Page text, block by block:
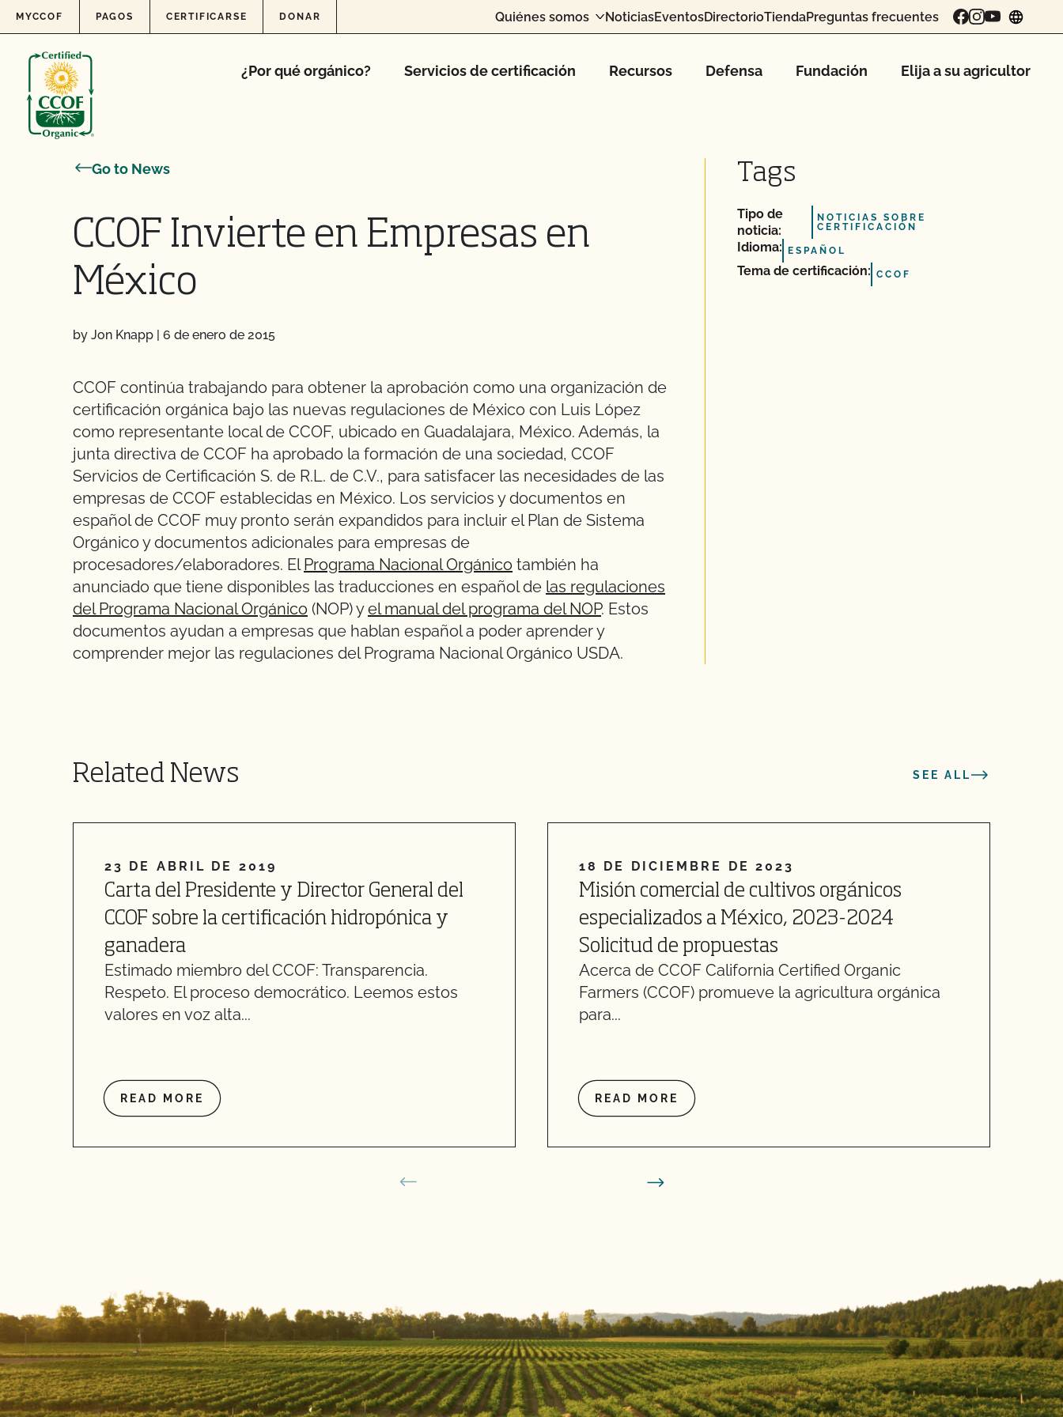
Skip to content
MYCCOF PAGOS CERTIFICARSE DONAR Quiénes somos NoticiasEventosDirectorioTiendaPreguntas frecuentes
¿Por qué orgánico? Servicios de certificación Recursos Defensa Fundación Elija a su agricultor
Go to News
CCOF Invierte en Empresas en
México
by Jon Knapp | 6 de enero de 2015
CCOF continúa trabajando para obtener la aprobación como una organización de
certificación orgánica bajo las nuevas regulaciones de México con Luis López
como representante local de CCOF, ubicado en Guadalajara, México. Además, la
junta directiva de CCOF ha aprobado la formación de una sociedad, CCOF
Servicios de Certificación S. de R.L. de C.V., para satisfacer las necesidades de las
empresas de CCOF establecidas en México. Los servicios y documentos en
español de CCOF muy pronto serán expandidos para incluir el Plan de Sistema
Orgánico y documentos adicionales para empresas de
procesadores/elaboradores. ElPrograma Nacional Orgánico también ha
anunciado que tiene disponibles las traducciones en español de las regulaciones
del Programa Nacional Orgánico (NOP) yel manual del programa del NOP. Estos
documentos ayudan a empresas que hablan español a poder aprender y
comprender mejor las regulaciones del Programa Nacional Orgánico USDA.
Tags
Tipo de
noticia:
NOTICIAS SOBRE
CERTIFICACIÓN
Idioma: ESPAÑOL
Tema de certificación: CCOF
Related News SEE ALL
23 DE ABRIL DE 2019
Carta del Presidente y Director General del
CCOF sobre la certificación hidropónica y
ganadera
Estimado miembro del CCOF: Transparencia.
Respeto. El proceso democrático. Leemos estos
valores en voz alta...
READ MORE
18 DE DICIEMBRE DE 2023
Misión comercial de cultivos orgánicos
especializados a México, 2023-2024
Solicitud de propuestas
Acerca de CCOF California Certified Organic
Farmers (CCOF) promueve la agricultura orgánica
para...
READ MORE